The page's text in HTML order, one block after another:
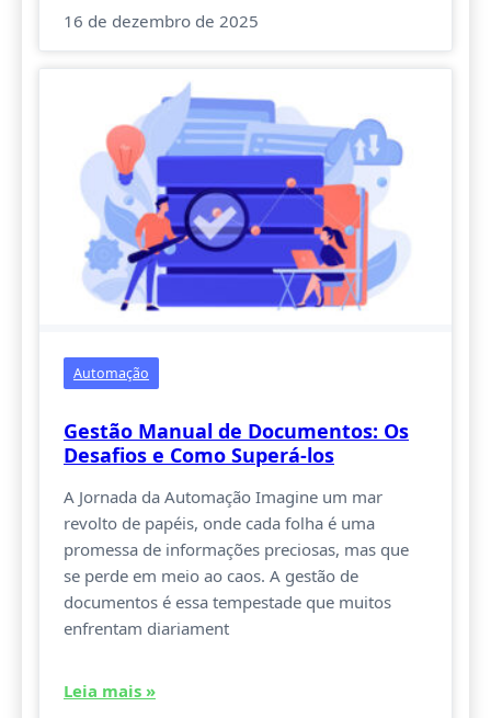
16 de dezembro de 2025
Automação
Gestão Manual de Documentos: Os
Desafios e Como Superá-los
A Jornada da Automação Imagine um mar
revolto de papéis, onde cada folha é uma
promessa de informações preciosas, mas que
se perde em meio ao caos. A gestão de
documentos é essa tempestade que muitos
enfrentam diariament
Leia mais »